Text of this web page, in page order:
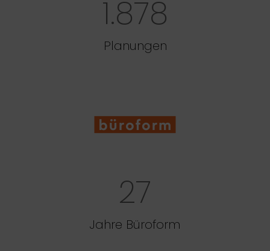
1.878
Planungen
27
Jahre Büroform